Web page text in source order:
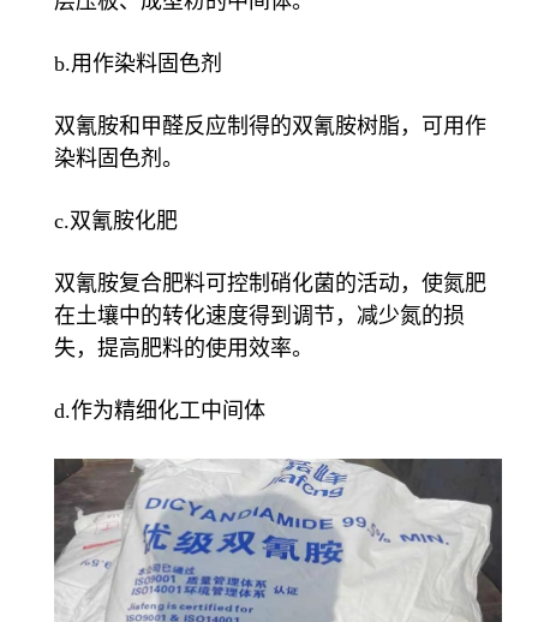
b.用作染料固色剂
双氰胺和甲醛反应制得的双氰胺树脂，可用作
染料固色剂。
c.双氰胺化肥
双氰胺复合肥料可控制硝化菌的活动，使氮肥
在土壤中的转化速度得到调节，减少氮的损
失，提高肥料的使用效率。
d.作为精细化工中间体